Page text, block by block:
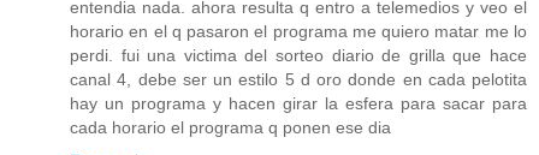
entendia nada. ahora resulta q entro a telemedios y veo el
horario en el q pasaron el programa me quiero matar me lo
perdi. fui una victima del sorteo diario de grilla que hace
canal 4, debe ser un estilo 5 d oro donde en cada pelotita
hay un programa y hacen girar la esfera para sacar para
cada horario el programa q ponen ese dia